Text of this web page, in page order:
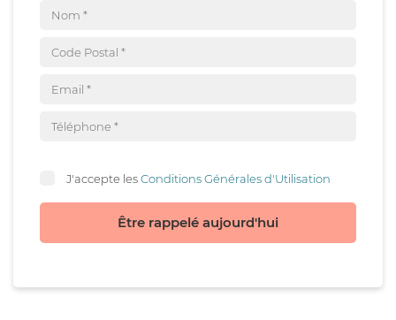
J'accepte lesConditions Générales d'Utilisation
Être rappelé aujourd'hui